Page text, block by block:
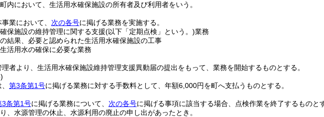
内において、生活用水確保施設の所有者及び利用者をいう。
業において、 次の各号に掲げる業務を実施する。
保施設の維持管理に関する支援(以下「定期点検」という。)業務
結果、必要と認められた生活用水確保施設の工事
活用水の確保に必要な業務
者より、生活用水確保施設維持管理支援異動届の提出をもって、業務を開始するものとする。
第3条第1号に掲げる業務に対する手数料として、年額6,000円を町へ支払うものとする。
3条第1号に掲げる業務について、 次の各号に掲げる事項に該当する場合、点検作業を終了するものと
、水源管理の休止、水源利用の廃止の申し出があったとき。